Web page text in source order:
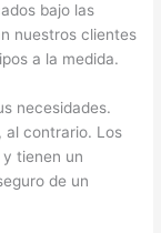
bajo las
nuestros clientes
a la medida.
necesidades.
al contrario. Los
tienen un
de un